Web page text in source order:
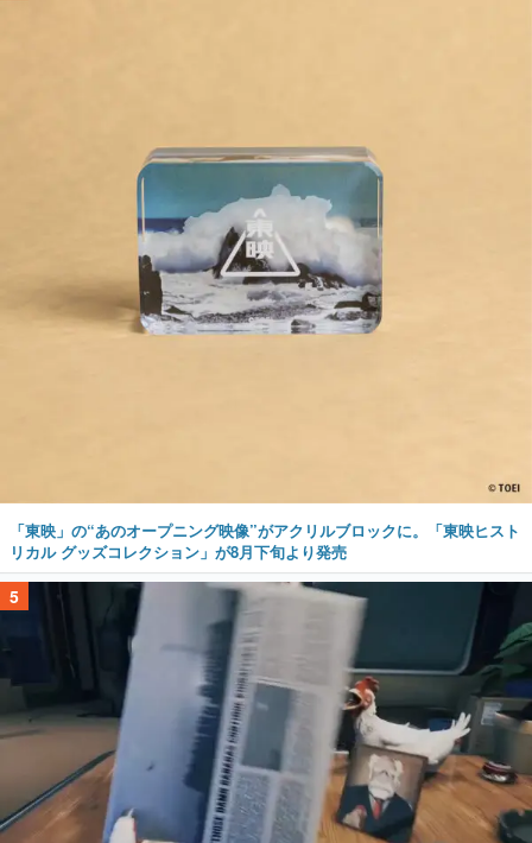
「東映」の“あのオープニング映像”がアクリルブロックに。「東映ヒスト
リカル グッズコレクション」が8月下旬より発売
5